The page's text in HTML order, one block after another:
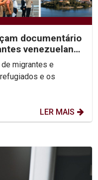
documentário
venezuelanos
de migrantes e
e os
LER MAIS